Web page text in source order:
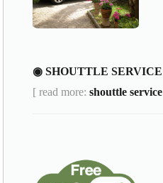
◉ SHOUTTLE SERVICE
[ read more:shouttle service